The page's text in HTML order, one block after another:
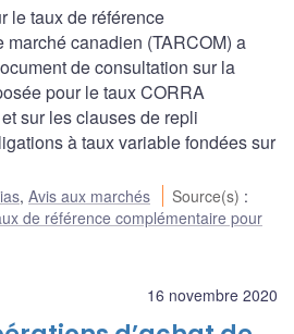
le taux de référence
canadien (TARCOM) a
de consultation sur la
pour le taux CORRA
sur les clauses de repli
à taux variable fondées sur
, Avis aux marchés Source(s) :
de référence complémentaire pour
16 novembre 2020